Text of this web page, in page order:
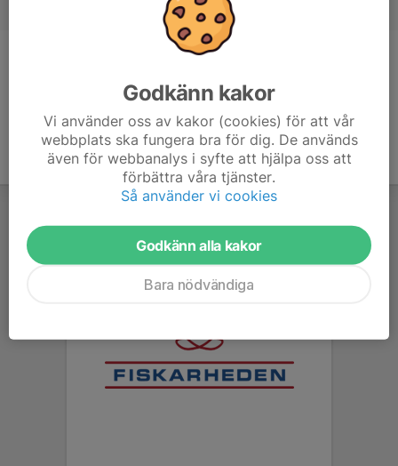
Godkänn kakor
Vi använder oss av kakor (cookies) för att vår
webbplats ska fungera bra för dig. De används
även för webbanalys i syfte att hjälpa oss att
förbättra våra tjänster.
Så använder vi cookies
Godkänn alla kakor
Bara nödvändiga